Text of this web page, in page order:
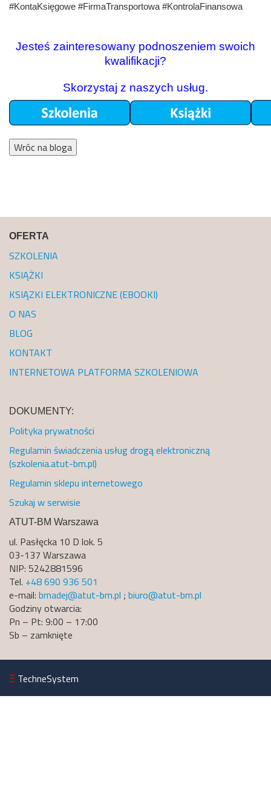
#KontaKsięgowe #FirmaTransportowa #KontrolaFinansowa
Jesteś zainteresowany podnoszeniem swoich
kwalifikacji?
Skorzystaj z naszych usług.
Wróc na bloga
OFERTA
SZKOLENIA
KSIĄŻKI
KSIĄZKI ELEKTRONICZNE (EBOOKI)
O NAS
BLOG
KONTAKT
INTERNETOWA PLATFORMA SZKOLENIOWA
DOKUMENTY:
Polityka prywatności
Regulamin świadczenia usług drogą elektroniczną
(szkolenia.atut-bm.pl)
Regulamin sklepu internetowego
Szukaj w serwisie
ATUT-BM Warszawa
ul. Pasłęcka 10 D lok. 5
03-137 Warszawa
NIP: 5242881596
Tel. +48 690 936 501
e-mail: bmadej@atut-bm.pl ; biuro@atut-bm.pl
Godziny otwarcia:
Pn – Pt: 9:00 – 17:00
Sb – zamknięte
Ξ TechneSystem